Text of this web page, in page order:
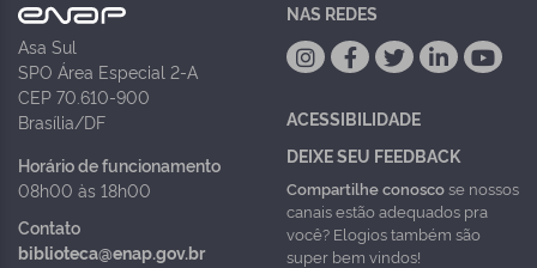
Asa Sul
SPO Área Especial 2-A
CEP 70.610-900
Brasília/DF
Horário de funcionamento
08h00 às 18h00
Contato
biblioteca@enap.gov.br
NAS REDES
ACESSIBILIDADE
DEIXE SEU FEEDBACK
Compartilhe conoscose nossos
canais estão adequados pra
você? Elogios também são
super bem vindos!